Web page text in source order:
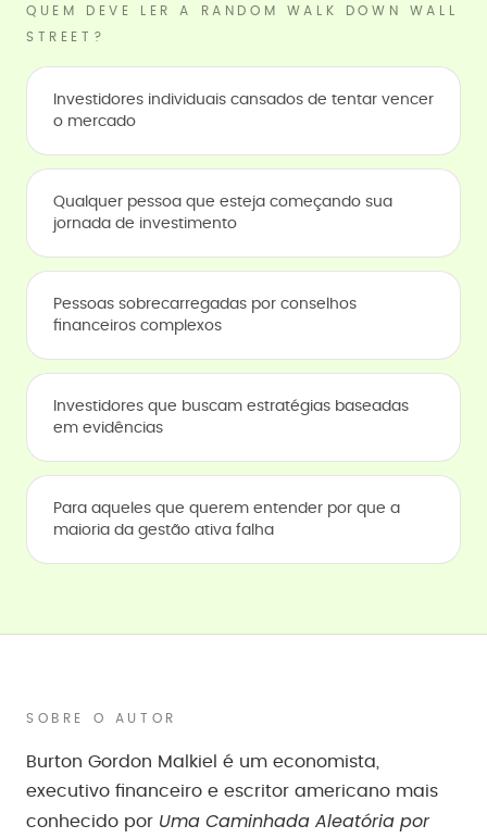
QUEM DEVE LER A RANDOM WALK DOWN WALL
STREET?
Investidores individuais cansados de tentar vencer
o mercado
Qualquer pessoa que esteja começando sua
jornada de investimento
Pessoas sobrecarregadas por conselhos
financeiros complexos
Investidores que buscam estratégias baseadas
em evidências
Para aqueles que querem entender por que a
maioria da gestão ativa falha
SOBRE O AUTOR
Burton Gordon Malkiel é um economista,
executivo financeiro e escritor americano mais
conhecido por Uma Caminhada Aleatória por